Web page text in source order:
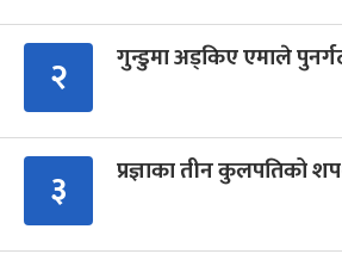
२ गुन्डुमा अड्किए एमाले
३ प्रज्ञाका तीन कुलपतिको